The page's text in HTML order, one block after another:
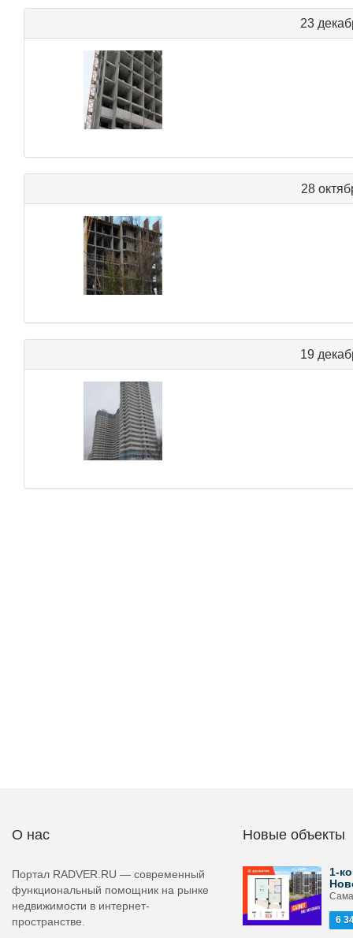
23
28
19
О нас
Портал RADVER.RU — современный
функциональный помощник на рынке
недвижимости в интернет-
пространстве.
Новые объекты
1-
6